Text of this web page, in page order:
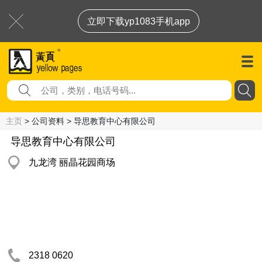
立即下载yp1083手机app
主页 > 公司资料 > 导思教育中心有限公司
导思教育中心有限公司
九龙湾 丽晶花园商场
2318 0620